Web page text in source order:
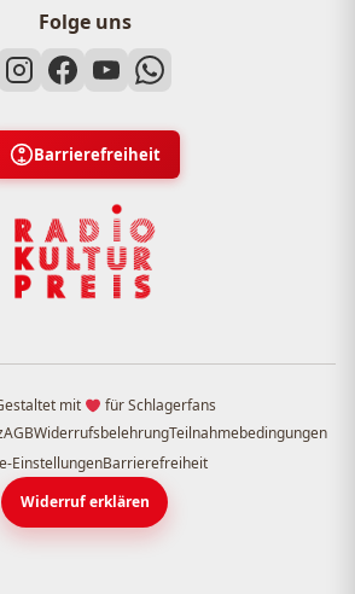
Folge uns
Barrierefreiheit
mit
für Schlagerfans
AGBWiderrufsbelehrungTeilnahmebedingungen
EinstellungenBarrierefreiheit
Widerruf erklären